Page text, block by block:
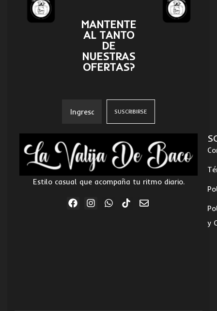
MANTENTE
AL TANTO
DE
NUESTRAS
OFERTAS?
Estilo casual que acompaña tu ritmo diario.
y